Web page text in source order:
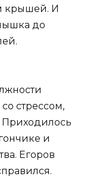
крышей. И
до
стрессом,
Приходилось
и
Егоров